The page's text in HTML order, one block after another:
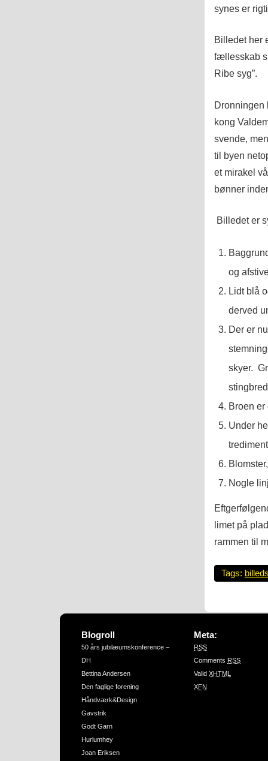
synes er
Billedet her
fællesskab
Ribe syg”.
Dronningen
kong
svende,
til byen
et mirakel
bønner
Billedet er
og
Lidt blå
derved
Der er
skyer.
Broen er
Under
Nogle
limet på
rammen til
Tags:
Blogroll
50 års jubilæumskonference –
DH
Bettina Andersen
Den faglige forening
Håndværk&Design
Gavstrik
Godt Garn
Hurlumhey
Joan Eriksen
Meta:
RSS
Comments RSS
Valid XHTML
XFN